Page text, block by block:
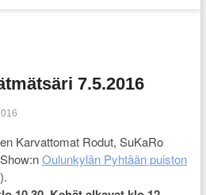
7.5.2016
Karvattomat Rodut, SuKaRo
Oulunkylän Pyhtään puiston